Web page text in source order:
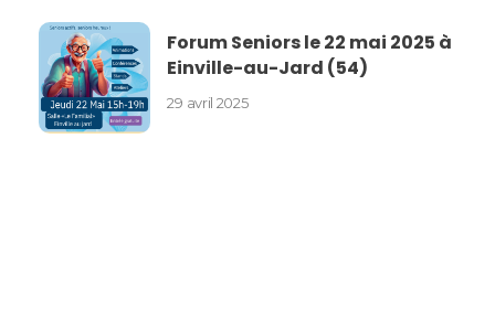
Forum Seniors le 22 mai 2025 à
Einville-au-Jard (54)
29 avril 2025